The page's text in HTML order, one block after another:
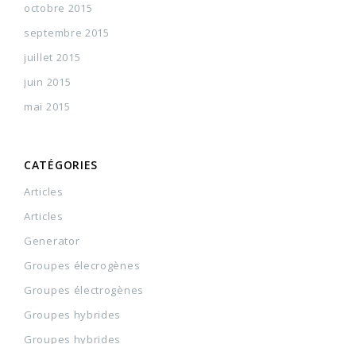
octobre 2015
septembre 2015
juillet 2015
juin 2015
mai 2015
CATÉGORIES
Articles
Articles
Generator
Groupes élecrogènes
Groupes électrogènes
Groupes hybrides
Groupes hybrides